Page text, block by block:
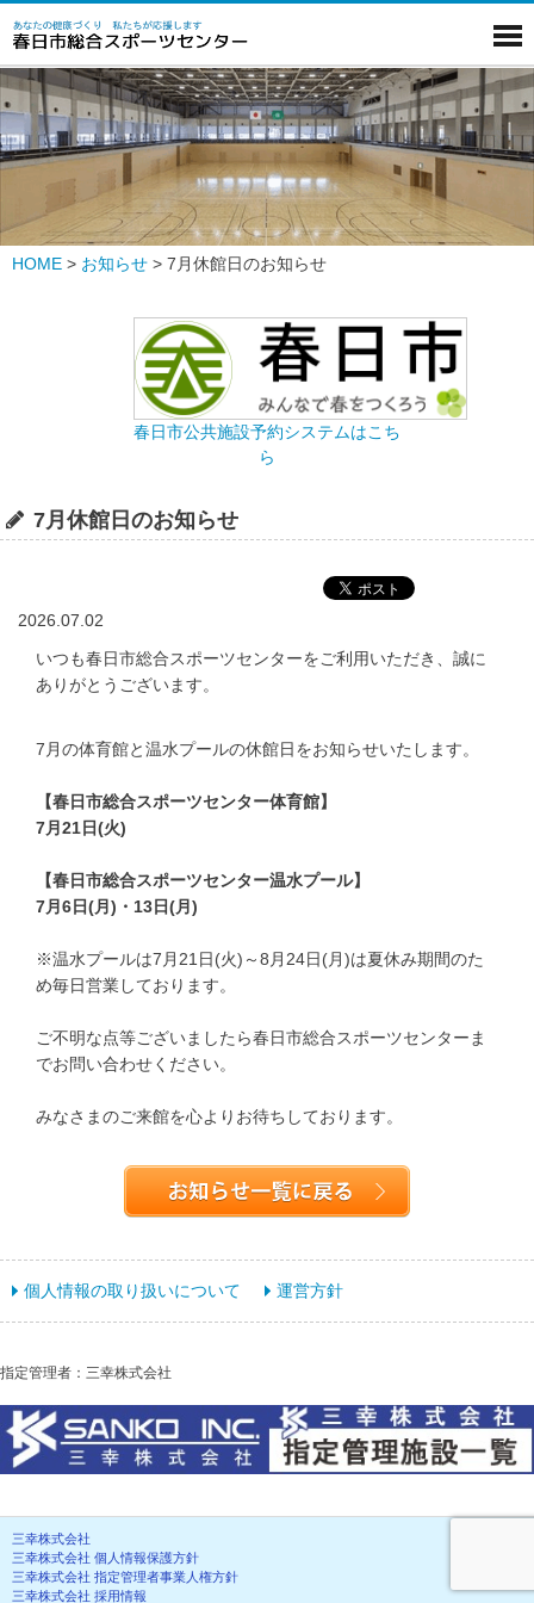
HOME > お知らせ > 7月休館日のお知らせ
春日市公共施設予約システムはこち
ら
7月休館日のお知らせ
2026.07.02
いつも春日市総合スポーツセンターをご利用いただき、誠に
ありがとうございます。
7月の体育館と温水プールの休館日をお知らせいたします。
【春日市総合スポーツセンター体育館】
7月21日(火)
【春日市総合スポーツセンター温水プール】
7月6日(月)・13日(月)
※温水プールは7月21日(火)～8月24日(月)は夏休み期間のた
め毎日営業しております。
ご不明な点等ございましたら春日市総合スポーツセンターま
でお問い合わせください。
みなさまのご来館を心よりお待ちしております。
個人情報の取り扱いについて 運営方針
指定管理者：三幸株式会社